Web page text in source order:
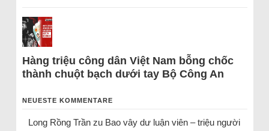
Hàng triệu công dân Việt Nam bỗng chốc
thành chuột bạch dưới tay Bộ Công An
NEUESTE KOMMENTARE
Long Rồng Trầnzu Bao vây dư luận viên – triệu người